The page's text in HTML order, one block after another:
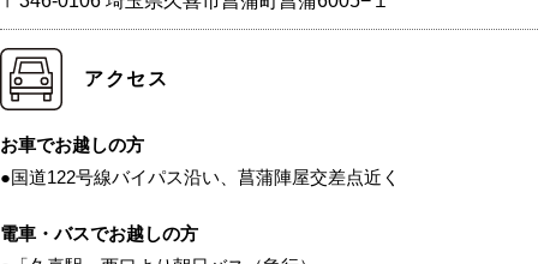
アクセス
お車でお越しの方
●国道122号線バイパス沿い、菖蒲陣屋交差点近く
電車・バスでお越しの方